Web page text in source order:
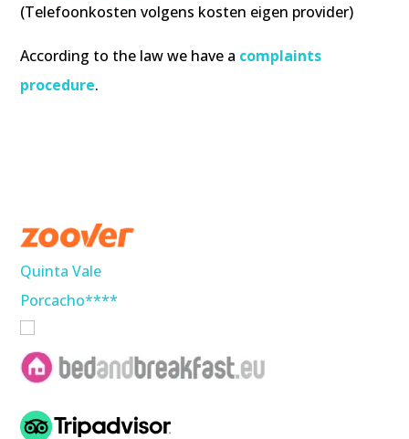
(Telefoonkosten volgens kosten eigen provider)
According to the law we have a complaints
procedure.
Quinta Vale
Porcacho****